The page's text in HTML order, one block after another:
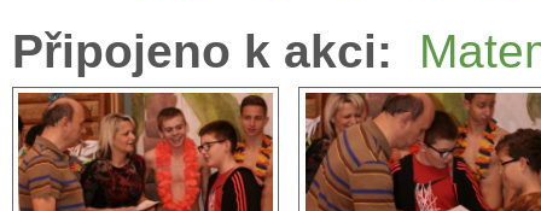
Připojeno k akci: